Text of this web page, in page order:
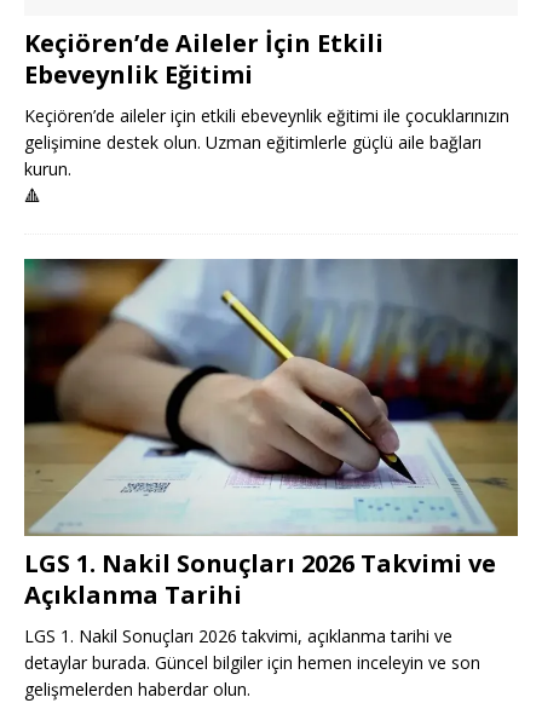
Keçiören’de Aileler İçin Etkili
Ebeveynlik Eğitimi
Keçiören’de aileler için etkili ebeveynlik eğitimi ile çocuklarınızın
gelişimine destek olun. Uzman eğitimlerle güçlü aile bağları
kurun.
🔺
LGS 1. Nakil Sonuçları 2026 Takvimi ve
Açıklanma Tarihi
LGS 1. Nakil Sonuçları 2026 takvimi, açıklanma tarihi ve
detaylar burada. Güncel bilgiler için hemen inceleyin ve son
gelişmelerden haberdar olun.